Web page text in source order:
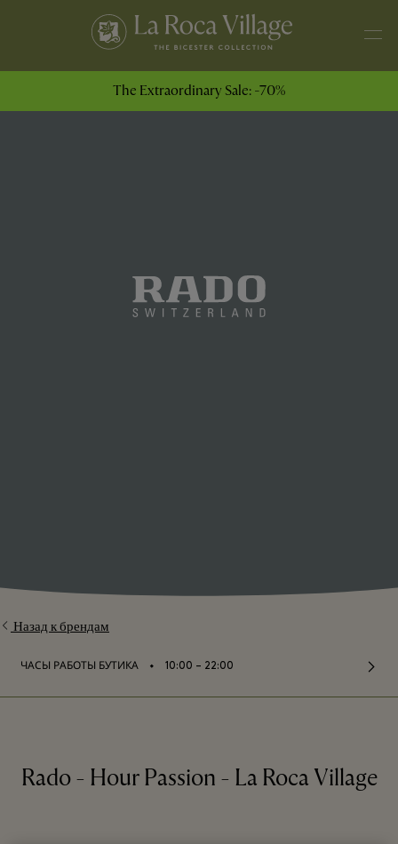
The Extraordinary Sale: -70%
Назад к брендам
ЧАСЫ РАБОТЫ БУТИКА ⬩ 10:00 – 22:00
Rado - Hour Passion - La Roca Village